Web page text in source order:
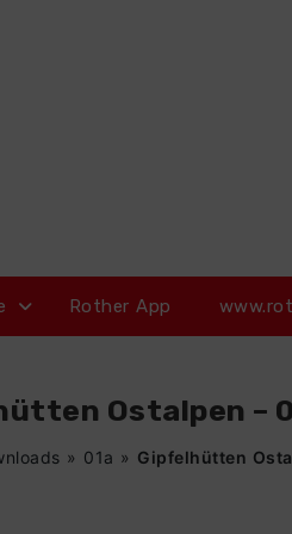
Rother App
Ostalpen –
» 01a » Gipfelhütten